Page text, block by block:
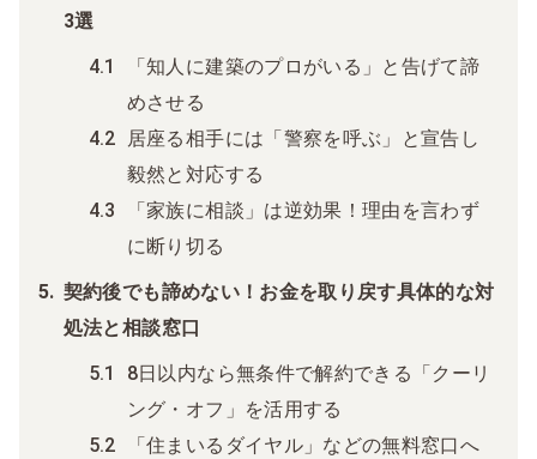
3選
「知人に建築のプロがいる」と告げて諦
めさせる
居座る相手には「警察を呼ぶ」と宣告し
毅然と対応する
「家族に相談」は逆効果！理由を言わず
に断り切る
契約後でも諦めない！お金を取り戻す具体的な対
処法と相談窓口
8日以内なら無条件で解約できる「クーリ
ング・オフ」を活用する
「住まいるダイヤル」などの無料窓口へ